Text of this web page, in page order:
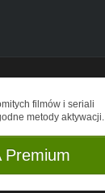
filmów i seriali
metody aktywacji.
Premium